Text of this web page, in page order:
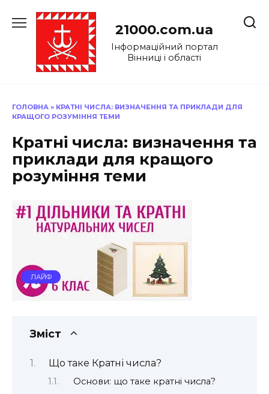
до
21000.com.ua
Інформаційний портал
Вінниці і області
ГОЛОВНА » КРАТНІ ЧИСЛА: ВИЗНАЧЕННЯ ТА ПРИКЛАДИ ДЛЯ
КРАЩОГО РОЗУМІННЯ ТЕМИ
Кратні числа: визначення та
приклади для кращого
розуміння теми
ЛАЙФ
Зміст
Що таке Кратні числа?
Основи: що таке кратні числа?